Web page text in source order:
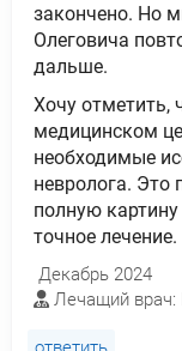
закончено. Но
Олеговича
дальше.
Хочу отметить,
медицинском
необходимые
невролога. Это
полную
точное лечение.
Декабрь 2024
Лечащий врач: